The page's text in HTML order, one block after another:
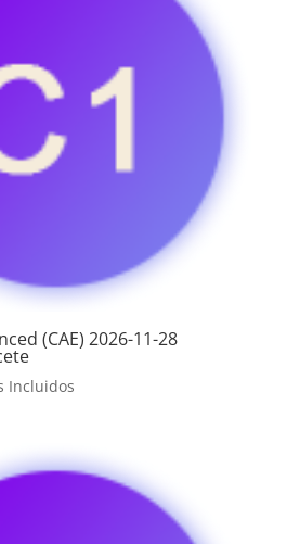
(CAE) 2026-11-28
Incluidos